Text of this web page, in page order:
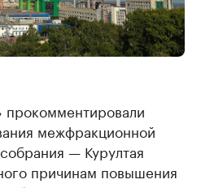
межфракционной
— Курултая
причинам повышения